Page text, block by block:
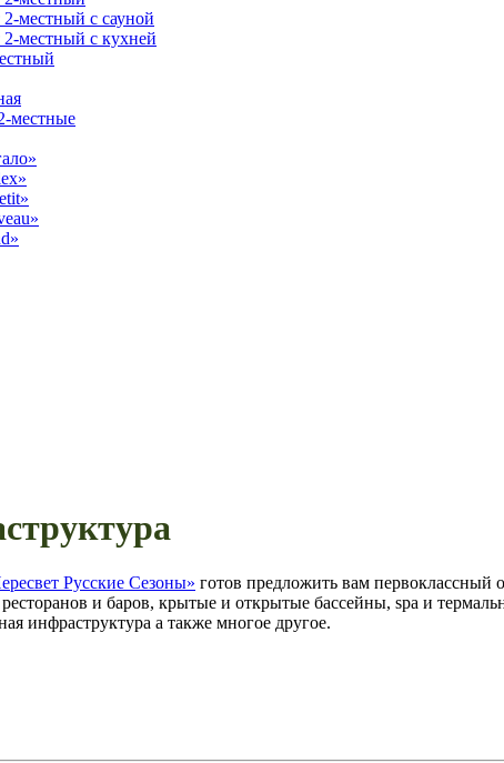
местный с сауной
местный с кухней
местные
Русские Сезоны» готов предложить вам
и баров, крытые и открытые бассейны, spa и
инфраструктура а также многое другое.